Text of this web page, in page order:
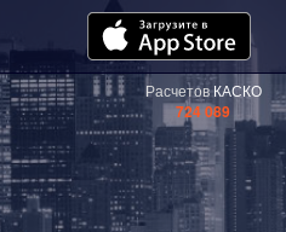
РасчетовКАСКО
724 089